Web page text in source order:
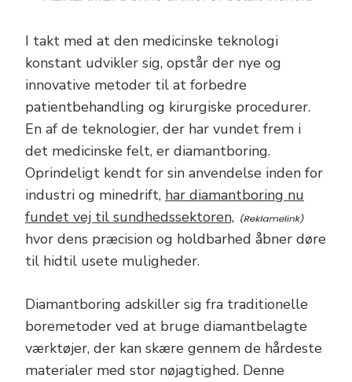
I takt med at den medicinske teknologi
konstant udvikler sig, opstår der nye og
innovative metoder til at forbedre
patientbehandling og kirurgiske procedurer.
En af de teknologier, der har vundet frem i
det medicinske felt, er diamantboring.
Oprindeligt kendt for sin anvendelse inden for
industri og minedrift, har diamantboring nu
fundet vej til sundhedssektoren,
hvor dens præcision og holdbarhed åbner døre
til hidtil usete muligheder.
Diamantboring adskiller sig fra traditionelle
boremetoder ved at bruge diamantbelagte
værktøjer, der kan skære gennem de hårdeste
materialer med stor nøjagtighed. Denne